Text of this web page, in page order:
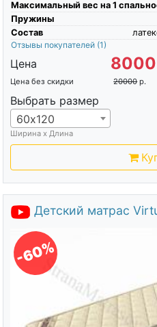
Максимальный вес на 1
Пружины
Состав
Отзывы покупателей (1)
Цена 8000
Цена без скидки 20000 р.
Выбрать размер
60х120
Ширина х Длина
Детский матрас
-60%